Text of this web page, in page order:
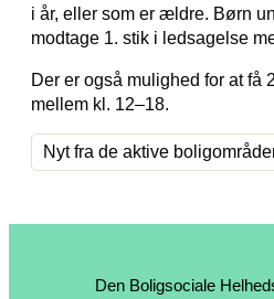
i år, eller som er ældre. Børn
modtage 1. stik i ledsagelse
Der er også mulighed for at få
mellem kl. 12–18.
Nyt fra de aktive
Den Boligsociale